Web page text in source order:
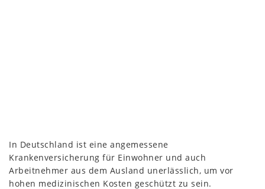
In Deutschland ist eine angemessene
Krankenversicherung für Einwohner und auch
Arbeitnehmer aus dem Ausland unerlässlich, um vor
hohen medizinischen Kosten geschützt zu sein.